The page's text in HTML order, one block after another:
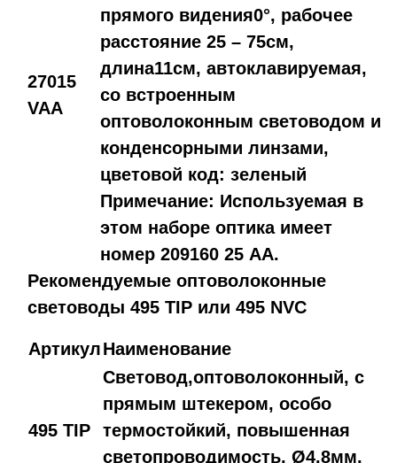
27015
VAA
прямого видения0°, рабочее
расстояние 25 – 75см,
длина11см, автоклавируемая,
со встроенным
оптоволоконным световодом и
конденсорными линзами,
цветовой код: зеленый
Примечание: Используемая в
этом наборе оптика имеет
номер 209160 25 AA.
Рекомендуемые оптоволоконные
световоды 495 TIP или 495 NVC
АртикулНаименование
495 TIP
Световод,оптоволоконный, с
прямым штекером, особо
термостойкий, повышенная
светопроводимость, Ø4,8мм,